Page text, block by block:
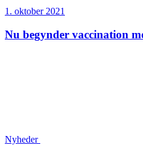
1. oktober 2021
Nu begynder vaccination
Nyheder